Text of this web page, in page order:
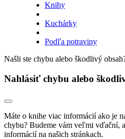
Knihy
Kuchárky
Podľa potraviny
Našli ste chybu alebo škodlivý
Nahlásiť chybu alebo
Máte o knihe viac informácií ako je
chybu? Budeme vám veľmi vďační,
informácií na našich stránkach.